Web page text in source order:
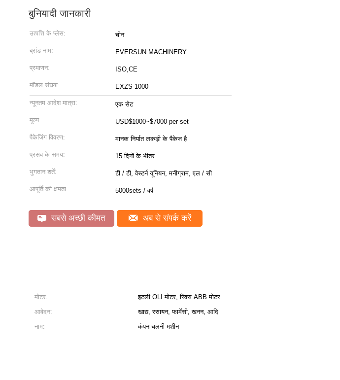
बुनियादी जानकारी
उत्पत्ति के प्लेस: चीन
ब्रांड नाम: EVERSUN MACHINERY
प्रमाणन: ISO,CE
मॉडल संख्या: EXZS-1000
न्यूनतम आदेश मात्रा: एक सेट
मूल्य: USD$1000~$7000 per set
पैकेजिंग विवरण: मानक निर्यात लकड़ी के पैकेज है
प्रसव के समय: 15 दिनों के भीतर
भुगतान शर्तें: टी / टी, वेस्टर्न यूनियन, मनीग्राम, एल / सी
आपूर्ति की क्षमता: 5000sets / वर्ष
सबसे अच्छी कीमत अब से संपर्क करें
मोटर:
इटली OLI मोटर, स्विस ABB मोटर
आवेदन:
खाद्य, रसायन, फार्मेसी, खनन, आदि
नाम:
कंपन चलनी मशीन